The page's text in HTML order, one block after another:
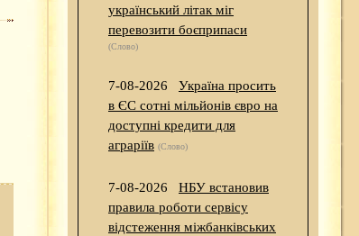
український літак міг
перевозити боєприпаси
(Слово)
7-08-2026
Україна просить
в ЄС сотні мільйонів євро на
доступні кредити для
аграріїв (Слово)
7-08-2026
НБУ встановив
правила роботи сервісу
відстеження міжбанківських